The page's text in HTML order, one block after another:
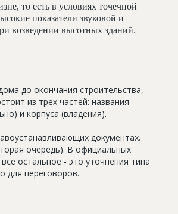
то есть в условиях точечной
показатели звуковой и
возведении высотных зданий.
до окончания строительства,
из трех частей: названия
и корпуса (владения).
документах.
очередь). В официальных
остальное - это уточнения типа
для переговоров.